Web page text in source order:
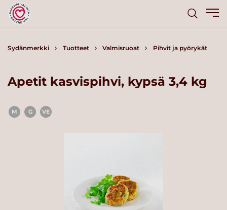
Sydänmerkki Tuotteet Valmisruoat Pihvit ja pyörykät
Apetit kasvispihvi, kypsä 3,4 kg
M G VE